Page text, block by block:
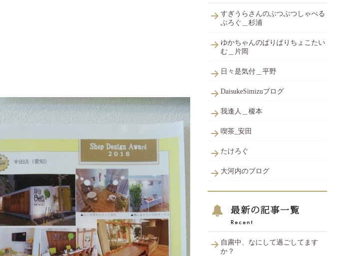
すぎうらさんのぶつぶつしゃべる
ぶろぐ＿杉浦
ゆかちゃんのぱりぱりちょこたい
む＿片岡
日々是気付＿平野
DaisukeSimizuブログ
我逢人＿榎本
喫茶_安田
たけろぐ
大河内のブログ
自粛中、なにして過ごしてます
か？